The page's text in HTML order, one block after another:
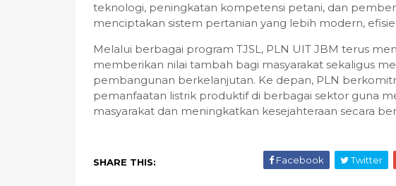
teknologi, peningkatan kompetensi petani, dan
menciptakan sistem pertanian yang lebih modern,
Melalui berbagai program TJSL, PLN UIT JBM terus
memberikan nilai tambah bagi masyarakat sekaligus
pembangunan berkelanjutan. Ke depan, PLN
pemanfaatan listrik produktif di berbagai sektor guna
masyarakat dan meningkatkan kesejahteraan secara
SHARE THIS: Facebook Twitter